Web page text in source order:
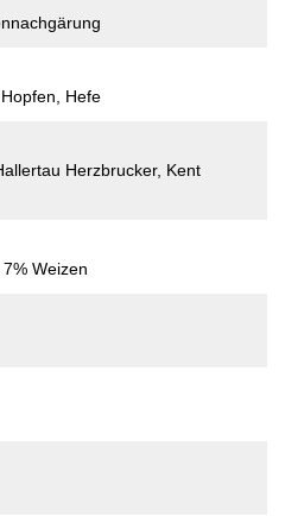
Hefe
Herzbrucker, Kent
Weizen